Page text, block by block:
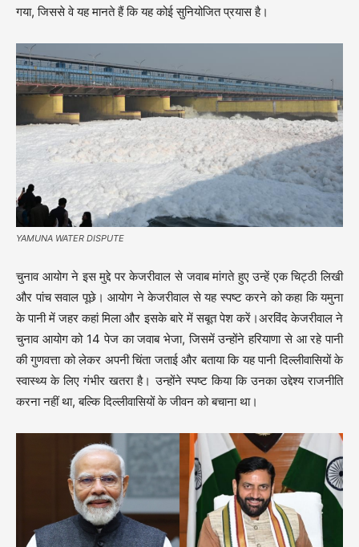
गया, जिससे वे यह मानते हैं कि यह कोई सुनियोजित प्रयास है।
YAMUNA WATER DISPUTE
चुनाव आयोग ने इस मुद्दे पर केजरीवाल से जवाब मांगते हुए उन्हें एक चिट्ठी लिखी
और पांच सवाल पूछे। आयोग ने केजरीवाल से यह स्पष्ट करने को कहा कि यमुना
के पानी में जहर कहां मिला और इसके बारे में सबूत पेश करें।अरविंद केजरीवाल ने
चुनाव आयोग को 14 पेज का जवाब भेजा, जिसमें उन्होंने हरियाणा से आ रहे पानी
की गुणवत्ता को लेकर अपनी चिंता जताई और बताया कि यह पानी दिल्लीवासियों के
स्वास्थ्य के लिए गंभीर खतरा है। उन्होंने स्पष्ट किया कि उनका उद्देश्य राजनीति
करना नहीं था, बल्कि दिल्लीवासियों के जीवन को बचाना था।